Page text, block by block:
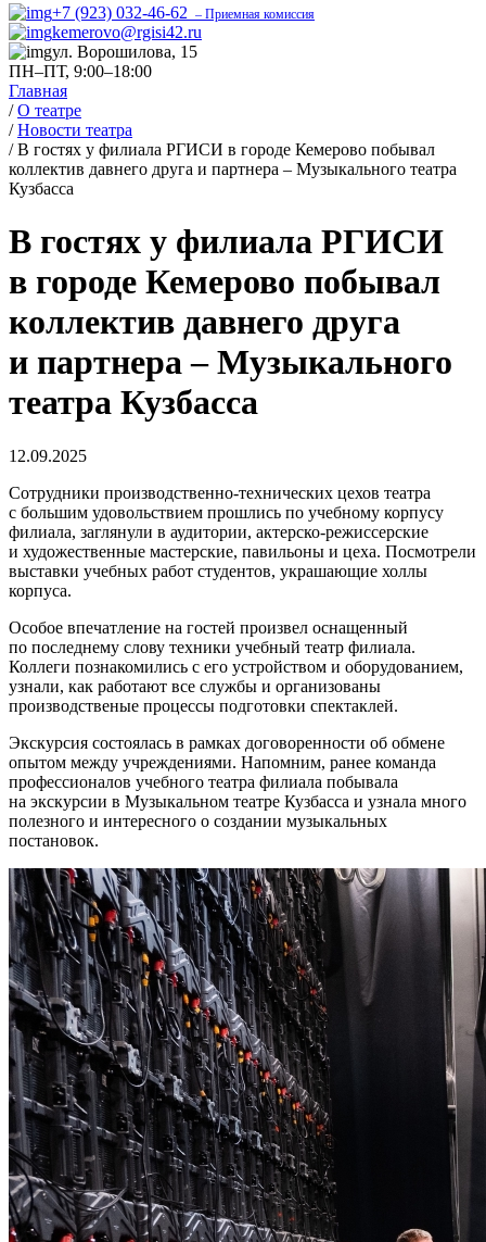
+7 (923) 032-46-62 – Приемная комиссия
kemerovo@rgisi42.ru
ул. Ворошилова, 15
ПН–ПТ, 9:00–18:00
Главная
/ О театре
/ Новости театра
/ В гостях у филиала РГИСИ в городе Кемерово побывал
коллектив давнего друга и партнера – Музыкального театра
Кузбасса
В гостях у филиала РГИСИ
в городе Кемерово побывал
коллектив давнего друга
и партнера – Музыкального
театра Кузбасса
12.09.2025
Сотрудники производственно-технических цехов театра
с большим удовольствием прошлись по учебному корпусу
филиала, заглянули в аудитории, актерско-режиссерские
и художественные мастерские, павильоны и цеха. Посмотрели
выставки учебных работ студентов, украшающие холлы
корпуса.
Особое впечатление на гостей произвел оснащенный
по последнему слову техники учебный театр филиала.
Коллеги познакомились с его устройством и оборудованием,
узнали, как работают все службы и организованы
производственые процессы подготовки спектаклей.
Экскурсия состоялась в рамках договоренности об обмене
опытом между учреждениями. Напомним, ранее команда
профессионалов учебного театра филиала побывала
на экскурсии в Музыкальном театре Кузбасса и узнала много
полезного и интересного о создании музыкальных
постановок.